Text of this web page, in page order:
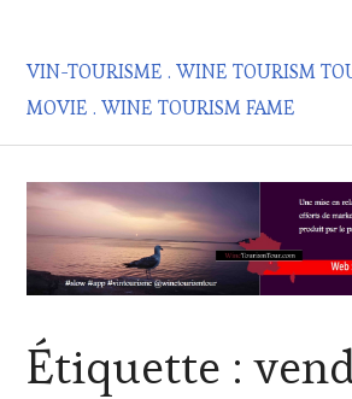
contenu
principal
VIN-TOURISME . WINE TOURISM
MOVIE . WINE TOURISM FAME
Étiquette :